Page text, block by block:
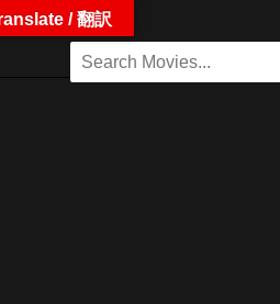
/ 翻訳